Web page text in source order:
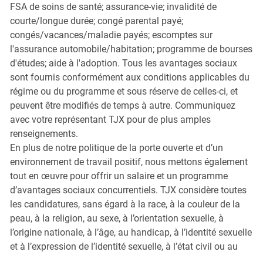
FSA de soins de santé; assurance-vie; invalidité de
courte/longue durée; congé parental payé;
congés/vacances/maladie payés; escomptes sur
l'assurance automobile/habitation; programme de bourses
d'études; aide à l'adoption. Tous les avantages sociaux
sont fournis conformément aux conditions applicables du
régime ou du programme et sous réserve de celles-ci, et
peuvent être modifiés de temps à autre. Communiquez
avec votre représentant TJX pour de plus amples
renseignements.
En plus de notre politique de la porte ouverte et d’un
environnement de travail positif, nous mettons également
tout en œuvre pour offrir un salaire et un programme
d’avantages sociaux concurrentiels. TJX considère toutes
les candidatures, sans égard à la race, à la couleur de la
peau, à la religion, au sexe, à l’orientation sexuelle, à
l’origine nationale, à l’âge, au handicap, à l’identité sexuelle
et à l’expression de l’identité sexuelle, à l’état civil ou au